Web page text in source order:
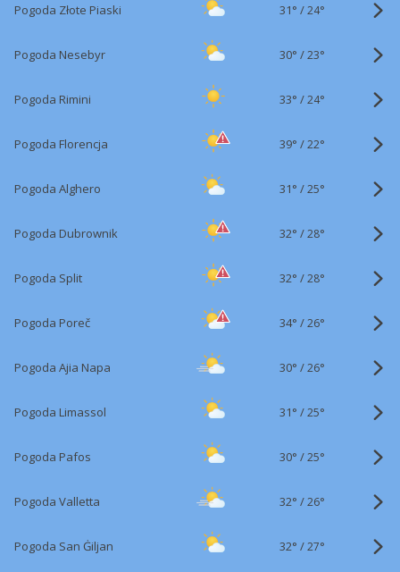
Pogoda Złote Piaski 31° /24°
Pogoda Nesebyr 30° /23°
Pogoda Rimini 33° /24°
Pogoda Florencja 39° /22°
Pogoda Alghero 31° /25°
Pogoda Dubrownik 32° /28°
Pogoda Split 32° /28°
Pogoda Poreč 34° /26°
Pogoda Ajia Napa 30° /26°
Pogoda Limassol 31° /25°
Pogoda Pafos 30° /25°
Pogoda Valletta 32° /26°
Pogoda San Ġiljan 32° /27°